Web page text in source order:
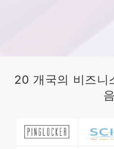
20 개국의 비즈니
음